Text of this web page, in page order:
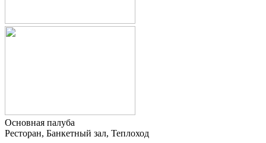
Основная палуба
Ресторан, Банкетный зал, Теплоход